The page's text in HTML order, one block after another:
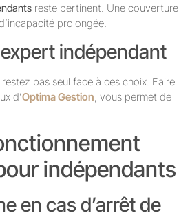
reste pertinent. Une couverture
prolongée.
indépendant
pas seul face à ces choix. Faire
d’Optima Gestion, vous permet de
indépendants
en cas d’arrêt de